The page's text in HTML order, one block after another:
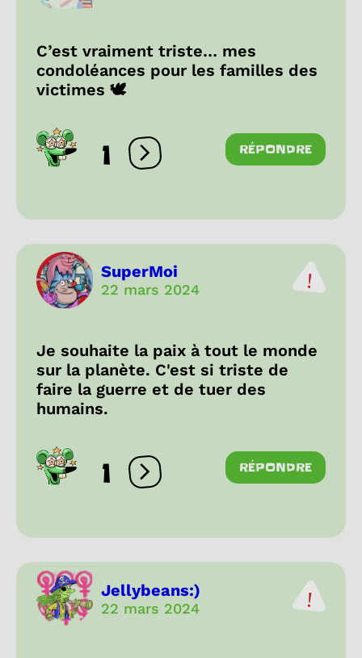
C’est vraiment triste… mes
condoléances pour les familles des
victimes 🕊️
1 Ouvrir les réactions
RÉPONDRE
SuperMoi
22 mars 2024
Je souhaite la paix à tout le monde
sur la planète. C'est si triste de
faire la guerre et de tuer des
humains.
1 Ouvrir les réactions
RÉPONDRE
Jellybeans:)
22 mars 2024